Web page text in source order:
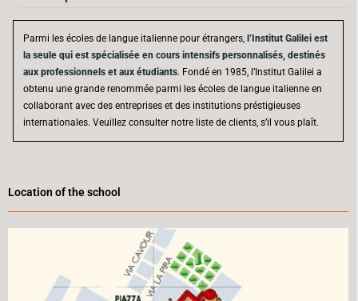
Parmi les écoles de langue italienne pour étrangers, l’Institut Galilei est
la seule qui est spécialisée en cours intensifs personnalisés, destinés
aux professionnels et aux étudiants. Fondé en 1985, l’Institut Galilei a
obtenu une grande renommée parmi les écoles de langue italienne en
collaborant avec des entreprises et des institutions préstigieuses
internationales. Veuillez consulter notre liste de clients, s’il vous plaît.
Location of the school